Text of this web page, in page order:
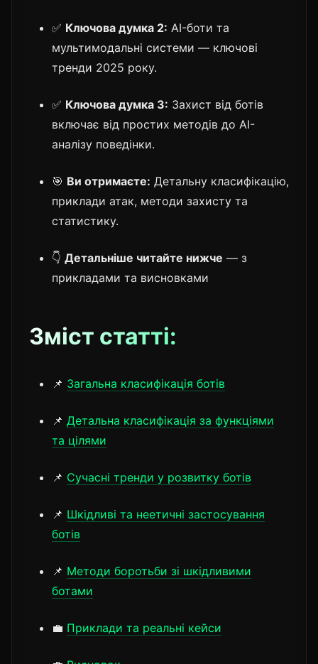
✅ Ключова думка 2: AI-боти та
мультимодальні системи — ключові
тренди 2025 року.
✅ Ключова думка 3: Захист від ботів
включає від простих методів до AI-
аналізу поведінки.
🎯 Ви отримаєте: Детальну класифікацію,
приклади атак, методи захисту та
статистику.
👇 Детальніше читайте нижче — з
прикладами та висновками
Зміст статті:
📌 Загальна класифікація ботів
📌 Детальна класифікація за функціями
та цілями
📌 Сучасні тренди у розвитку ботів
📌 Шкідливі та неетичні застосування
ботів
📌 Методи боротьби зі шкідливими
ботами
💼 Приклади та реальні кейси